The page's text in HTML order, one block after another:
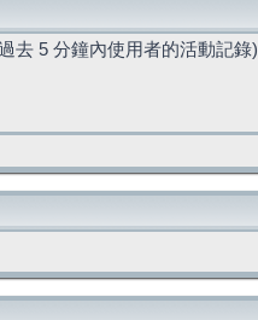
去 5 分鐘內使用者的活動記錄)